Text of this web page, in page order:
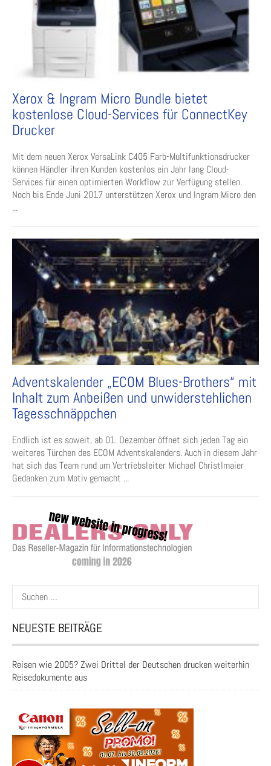
Xerox & Ingram Micro Bundle bietet
kostenlose Cloud-Services für ConnectKey
Drucker
Mit dem neuen Xerox VersaLink C405 Farb-Multifunktionsdrucker
können Händler ihren Kunden kostenlos ein Jahr lang Cloud-
Services für einen optimierten Workflow zur Verfügung stellen.
Noch bis Ende Juni 2017 unterstützen Xerox und Ingram Micro den
...
Adventskalender „ECOM Blues-Brothers“ mit
Inhalt zum Anbeißen und unwiderstehlichen
Tagesschnäppchen
Endlich ist es soweit, ab 01. Dezember öffnet sich jeden Tag ein
weiteres Türchen des ECOM Adventskalenders. Auch in diesem Jahr
hat sich das Team rund um Vertriebsleiter Michael Christlmaier
Gedanken zum Motiv gemacht ...
Suchen
nach:
NEUESTE BEITRÄGE
Reisen wie 2005? Zwei Drittel der Deutschen drucken weiterhin
Reisedokumente aus